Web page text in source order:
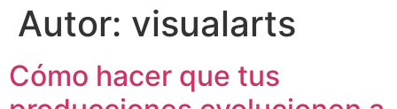
Autor: visualarts
Cómo hacer que tus